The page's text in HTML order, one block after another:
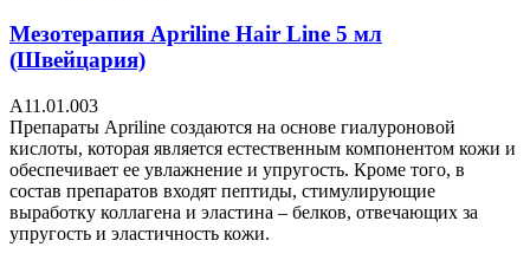
Мезотерапия Apriline Hair Line 5 мл
(Швейцария)
А11.01.003
Препараты Apriline создаются на основе гиалуроновой
кислоты, которая является естественным компонентом кожи и
обеспечивает ее увлажнение и упругость. Кроме того, в
состав препаратов входят пептиды, стимулирующие
выработку коллагена и эластина – белков, отвечающих за
упругость и эластичность кожи.